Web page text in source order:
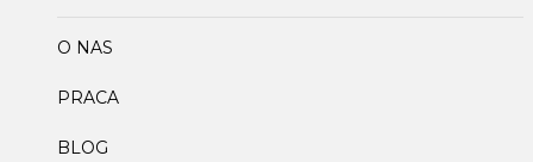
O NAS
PRACA
BLOG